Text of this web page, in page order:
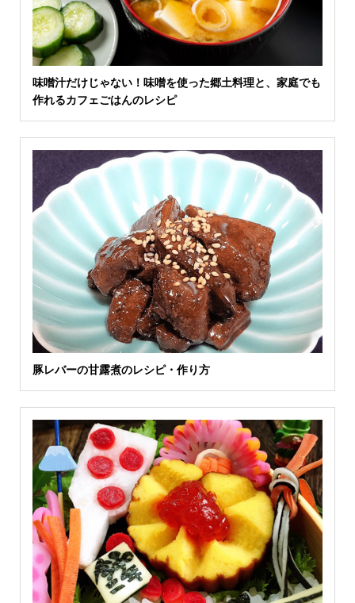
味噌汁だけじゃない！味噌を使った郷土料理と、家庭でも
作れるカフェごはんのレシピ
豚レバーの甘露煮のレシピ・作り方